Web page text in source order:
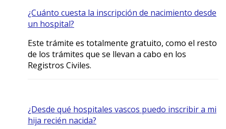
¿Cuánto cuesta la inscripción de nacimiento desde
un hospital?
Este trámite es totalmente gratuito, como el resto
de los trámites que se llevan a cabo en los
Registros Civiles.
¿Desde qué hospitales vascos puedo inscribir a mi
hija recién nacida?